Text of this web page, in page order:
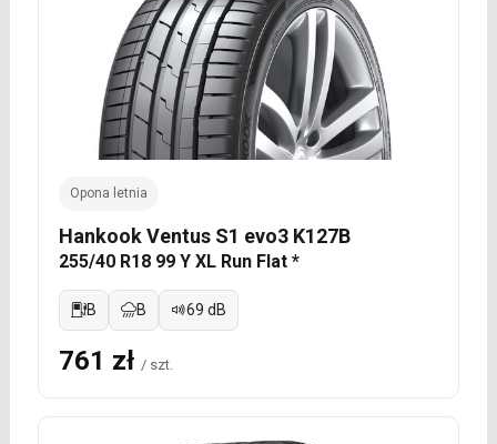
Opona letnia
Hankook Ventus S1 evo3 K127B
255/40 R18 99 Y XL Run Flat *
B B 69 dB
761 zł / szt.